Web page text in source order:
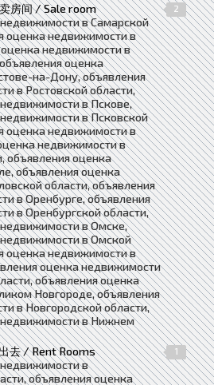
房间 / Sale room
2
в Самарской
оценка недвижимости в
недвижимости в
оценка
на-Дону, объявления
в Ростовской области,
в Пскове,
в Псковской
оценка недвижимости в
недвижимости в
объявления оценка
объявления оценка
области, объявления
в Оренбурге, объявления
в Оренбургской области,
в Омске,
в Омской
оценка недвижимости в
оценка недвижимости
объявления оценка
Новгороде, объявления
в Новгородской области,
в Нижнем
去 / Rent Rooms
1
в
объявления оценка